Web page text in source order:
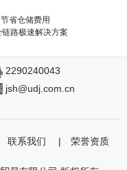
省仓储费用
路极速解决方案
2290240043
jsh@udj.com.cn
联系我们 | 荣誉资质